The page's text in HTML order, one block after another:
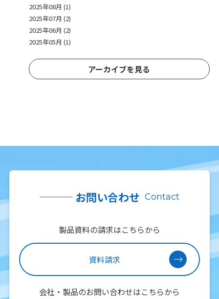
2025年08月 (1)
2025年07月 (2)
2025年06月 (2)
2025年05月 (1)
アーカイブを見る
お問い合わせ Contact
製品資料の請求はこちらから
資料請求
会社・製品のお問い合わせはこちらから